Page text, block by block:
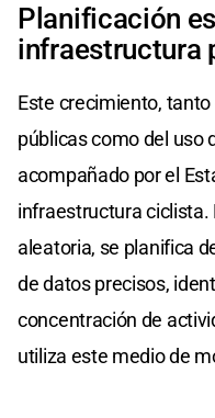
Planificación
infraestructura
Este crecimiento,
públicas como del uso
acompañado por el
infraestructura ciclista.
aleatoria, se planifica
de datos precisos,
concentración de
utiliza este medio de